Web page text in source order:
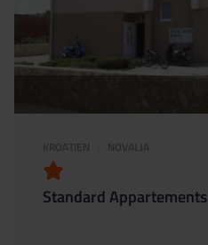
KROATIEN NOVALJA
Standard Appartements